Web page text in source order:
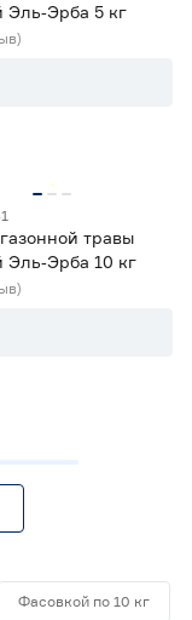
Эль‑Эрба 5 кг
травы
Эль‑Эрба 10 кг
Фасовкой по 10 кг